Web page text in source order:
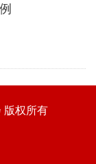
版权所有